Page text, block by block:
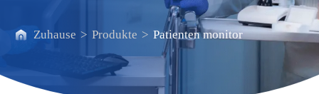
Zuhause > Produkte > Patienten monitor